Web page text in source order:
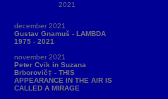
2021
december 2021
Gustav Gnamuš - LAMBDA
1975 - 2021
november 2021
Peter Cvik in Suzana
Brborovič‡ - THIS
APPEARANCE IN THE AIR IS
CALLED A MIRAGE